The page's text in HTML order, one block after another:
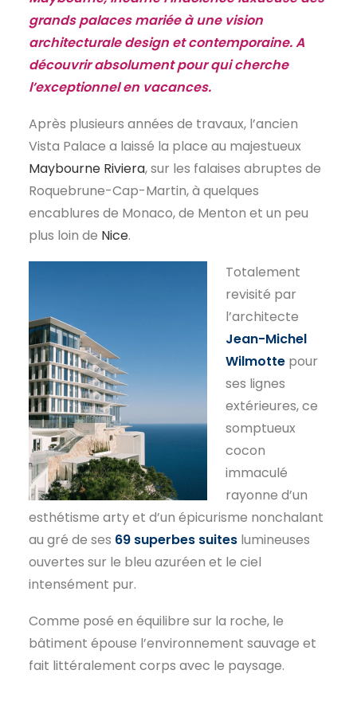
EN
grands palaces mariée à une vision
architecturale design et contemporaine. A
découvrir absolument pour qui cherche
l’exceptionnel en vacances.
Après plusieurs années de travaux, l’ancien
Vista Palace a laissé la place au majestueux
Maybourne Riviera, sur les falaises abruptes de
Roquebrune-Cap-Martin, à quelques
encablures de Monaco, de Menton et un peu
plus loin de Nice.
Totalement
revisité par
l’architecte
Jean-Michel
Wilmotte pour
ses lignes
extérieures, ce
somptueux
cocon
immaculé
rayonne d’un
esthétisme arty et d’un épicurisme nonchalant
au gré de ses 69 superbes suites lumineuses
ouvertes sur le bleu azuréen et le ciel
intensément pur.
Comme posé en équilibre sur la roche, le
bâtiment épouse l’environnement sauvage et
fait littéralement corps avec le paysage.